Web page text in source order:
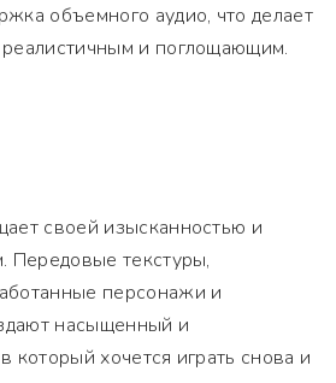
объемного аудио, что делает
и поглощающим.
своей изысканностью и
Передовые текстуры,
персонажи и
насыщенный и
который хочется играть снова и